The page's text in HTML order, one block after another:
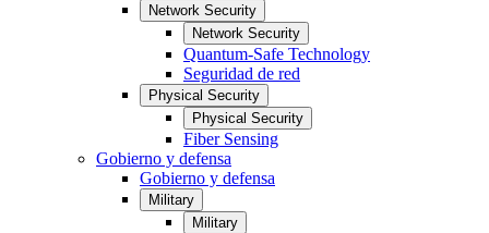
Network Security
Network Security
Quantum-Safe Technology
Seguridad de red
Physical Security
Physical Security
Fiber Sensing
Gobierno y defensa
Gobierno y defensa
Military
Military